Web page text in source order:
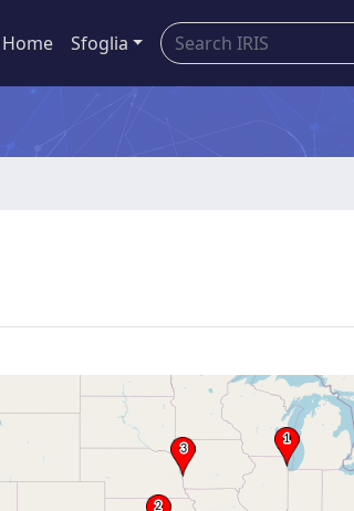
Home Sfoglia